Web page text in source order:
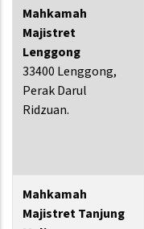
Mahkamah
Majistret
Lenggong
33400 Lenggong,
Perak Darul
Ridzuan.
Mahkamah
Majistret Tanjung